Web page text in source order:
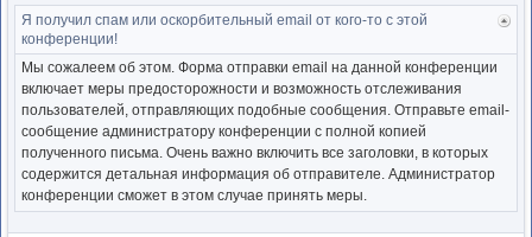
Я получил спам или оскорбительный email от кого-то с этой
конференции!
Мы сожалеем об этом. Форма отправки email на данной конференции
включает меры предосторожности и возможность отслеживания
пользователей, отправляющих подобные сообщения. Отправьте email-
сообщение администратору конференции с полной копией
полученного письма. Очень важно включить все заголовки, в которых
содержится детальная информация об отправителе. Администратор
конференции сможет в этом случае принять меры.